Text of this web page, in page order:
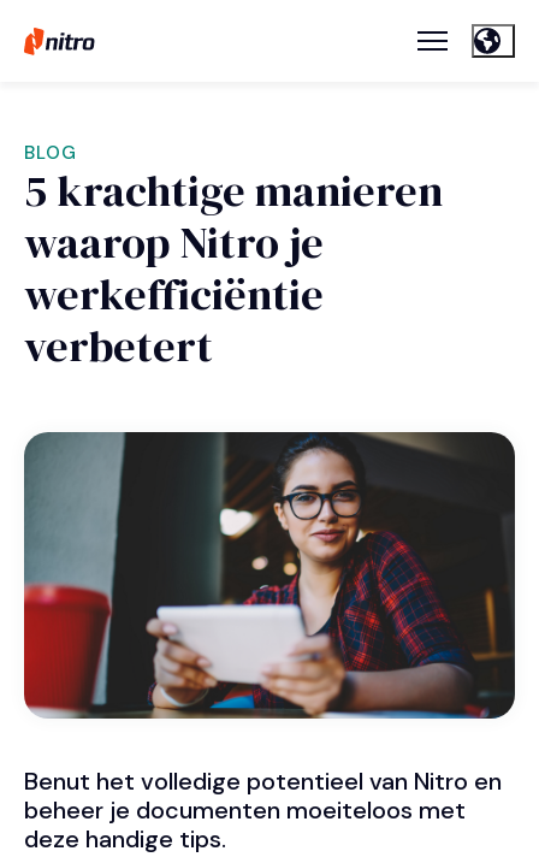
BLOG
5 krachtige manieren
waarop Nitro je
werkefficiëntie
verbetert
Benut het volledige potentieel van Nitro en
beheer je documenten moeiteloos met
deze handige tips.